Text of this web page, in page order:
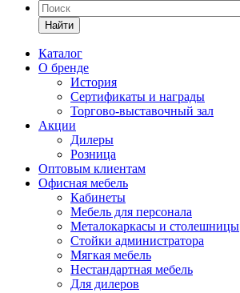
Найти
Каталог
О бренде
История
Сертификаты и награды
Торгово-выставочный зал
Акции
Дилеры
Розница
Оптовым клиентам
Офисная мебель
Кабинеты
Мебель для персонала
Металокаркасы и столешницы
Стойки администратора
Мягкая мебель
Нестандартная мебель
Для дилеров